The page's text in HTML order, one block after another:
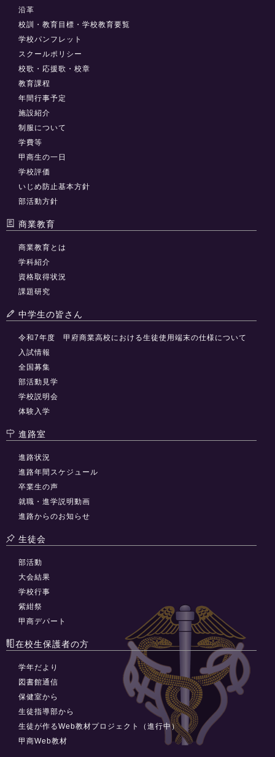
沿革
校訓・教育目標・学校教育要覧
学校パンフレット
スクールポリシー
校歌・応援歌・校章
教育課程
年間行事予定
施設紹介
制服について
学費等
甲商生の一日
学校評価
いじめ防止基本方針
部活動方針
商業教育
商業教育とは
学科紹介
資格取得状況
課題研究
中学生の皆さん
令和7年度 甲府商業高校における生徒使用端末の仕様について
入試情報
全国募集
部活動見学
学校説明会
体験入学
進路室
進路状況
進路年間スケジュール
卒業生の声
就職・進学説明動画
進路からのお知らせ
生徒会
部活動
大会結果
学校行事
紫紺祭
甲商デパート
在校生保護者の方
学年だより
図書館通信
保健室から
生徒指導部から
生徒が作るWeb教材プロジェクト（進行中）
甲商Web教材